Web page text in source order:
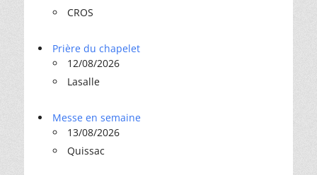
CROS
Prière du chapelet
12/08/2026
Lasalle
Messe en semaine
13/08/2026
Quissac